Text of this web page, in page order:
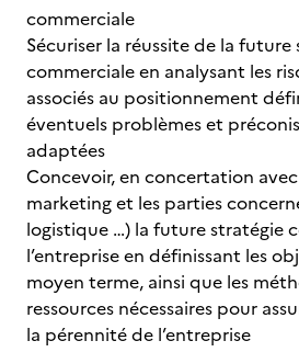
commerciale
Sécuriser la réussite de la future
commerciale en analysant les
associés au positionnement
éventuels problèmes et
adaptées
Concevoir, en concertation
marketing et les parties
logistique …) la future stratégie
l’entreprise en définissant les
moyen terme, ainsi que les
ressources nécessaires pour
la pérennité de l’entreprise